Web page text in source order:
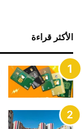
الأكثر قراءة